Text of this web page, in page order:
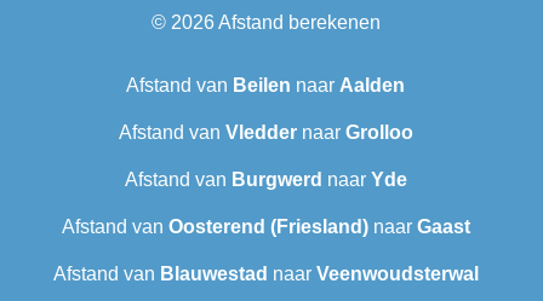
© 2026Afstand berekenen
Afstand van Beilen naar Aalden
Afstand van Vleddernaar Grolloo
Afstand van Burgwerd naar Yde
Afstand van Oosterend (Friesland)naar Gaast
Afstand van Blauwestad naar Veenwoudsterwal